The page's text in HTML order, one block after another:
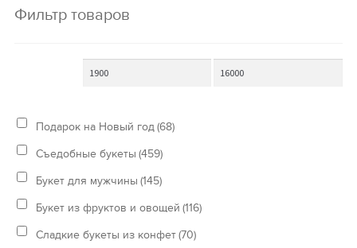
Фильтр товаров
Подарок на Новый год(68)
Съедобные букеты (459)
Букет для мужчины (145)
Букет из фруктов и овощей (116)
Сладкие букеты из конфет(70)